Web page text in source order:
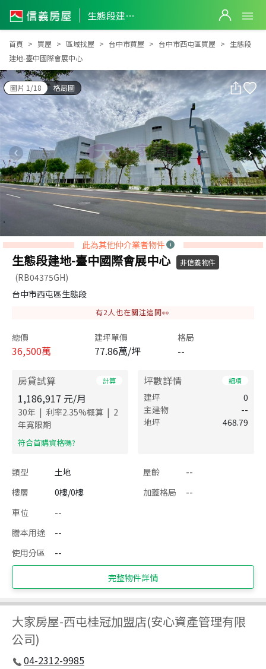
生態段建地-臺中國際會展中心
生態段建地-臺中國際會展中心
首頁 買屋 區域找屋 台中市買屋 台中市西屯區買屋
生態段
建地-臺中國際會展中心
圖片 1/18 格局圖
此為其他仲介業者物件
生態段建地-臺中國際會展中心 非信義物件
(RB04375GH)
台中市西屯區生態段
有2 人也在關注這間👀
總價
36,500萬
建坪單價
77.86萬/坪
格局
--
房貸試算 計算
1,186,917 元/月
30年 | 利率2.35%概算 | 2
年寬限期
​符合首購資格嗎?
坪數詳情 細項
建坪
0
主建物
--
地坪
468.79
類型 土地 屋齡
--
樓層
0樓/0樓 加蓋格局
--
車位
--
謄本用途
--
使用分區
--
完整物件詳情
大家房屋-西屯桂冠加盟店(安心資產管理有限
公司)
04-2312-9985